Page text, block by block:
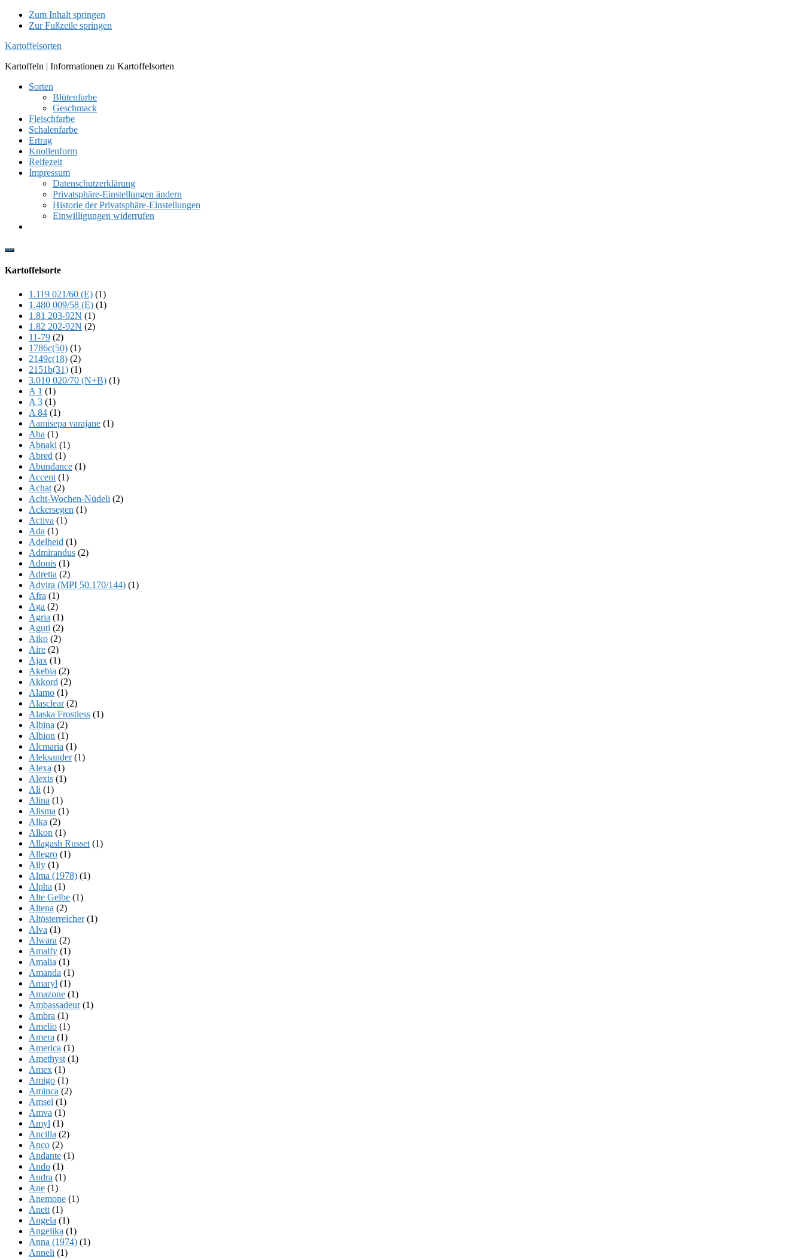
Zum Inhalt springen
Zur Fußzeile springen
Kartoffelsorten
Kartoffeln | Informationen zu Kartoffelsorten
Sorten
Blütenfarbe
Geschmack
Fleischfarbe
Schalenfarbe
Ertrag
Knollenform
Reifezeit
Impressum
Datenschutzerklärung
Privatsphäre-Einstellungen ändern
Historie der Privatsphäre-Einstellungen
Einwilligungen widerrufen
Show
Content
Kartoffelsorte
1.119 021/60 (E) (1)
1.480 009/58 (E) (1)
1.81 203-92N (1)
1.82 202-92N (2)
11-79 (2)
1786c(50) (1)
2149c(18) (2)
2151b(31) (1)
3.010 020/70 (N+B) (1)
A 1 (1)
A 3 (1)
A 84 (1)
Aamisepa varajane (1)
Aba (1)
Abnaki (1)
Abred (1)
Abundance (1)
Accent (1)
Achat (2)
Acht-Wochen-Nüdeli (2)
Ackersegen (1)
Activa (1)
Ada (1)
Adelheid (1)
Admirandus (2)
Adonis (1)
Adretta (2)
Advira (MPI 50.170/144) (1)
Afra (1)
Aga (2)
Agria (1)
Aguti (2)
Aiko (2)
Aire (2)
Ajax (1)
Akebia (2)
Akkord (2)
Alamo (1)
Alasclear(2)
Alaska Frostless (1)
Albina (2)
Albion (1)
Alcmaria (1)
Aleksander(1)
Alexa (1)
Alexis (1)
Ali (1)
Alina (1)
Alisma (1)
Alka (2)
Alkon (1)
Allagash Russet (1)
Allegro (1)
Ally (1)
Alma (1978) (1)
Alpha (1)
Alte Gelbe (1)
Altena (2)
Altösterreicher(1)
Alva (1)
Alwara (2)
Amalfy (1)
Amalia (1)
Amanda (1)
Amaryl (1)
Amazone (1)
Ambassadeur(1)
Ambra (1)
Amelio (1)
Amera (1)
America (1)
Amethyst (1)
Amex (1)
Amigo (1)
Aminca (2)
Amsel (1)
Amva (1)
Amyl (1)
Ancilla (2)
Anco (2)
Andante (1)
Ando (1)
Andra (1)
Ane (1)
Anemone (1)
Anett (1)
Angela (1)
Angelika (1)
Anna (1974) (1)
Anneli (1)